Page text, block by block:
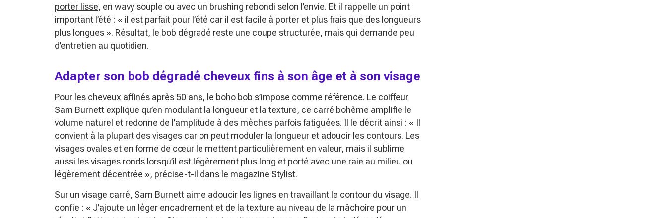
porter lisse, en wavy souple ou avec un brushing rebondi selon l’envie. Et il rappelle un point
important l’été : « il est parfait pour l’été car il est facile à porter et plus frais que des longueurs
plus longues ». Résultat, le bob dégradé reste une coupe structurée, mais qui demande peu
d’entretien au quotidien.
Adapter son bob dégradé cheveux fins à son âge et à son visage
Pour les cheveux affinés après 50 ans, le boho bob s’impose comme référence. Le coiffeur
Sam Burnett explique qu’en modulant la longueur et la texture, ce carré bohème amplifie le
volume naturel et redonne de l’amplitude à des mèches parfois fatiguées. Il le décrit ainsi : « Il
convient à la plupart des visages car on peut moduler la longueur et adoucir les contours. Les
visages ovales et en forme de cœur le mettent particulièrement en valeur, mais il sublime
aussi les visages ronds lorsqu’il est légèrement plus long et porté avec une raie au milieu ou
légèrement décentrée », précise-t-il dans le magazine Stylist.
Sur un visage carré, Sam Burnett aime adoucir les lignes en travaillant le contour du visage. Il
confie : « J’ajoute un léger encadrement et de la texture au niveau de la mâchoire pour un